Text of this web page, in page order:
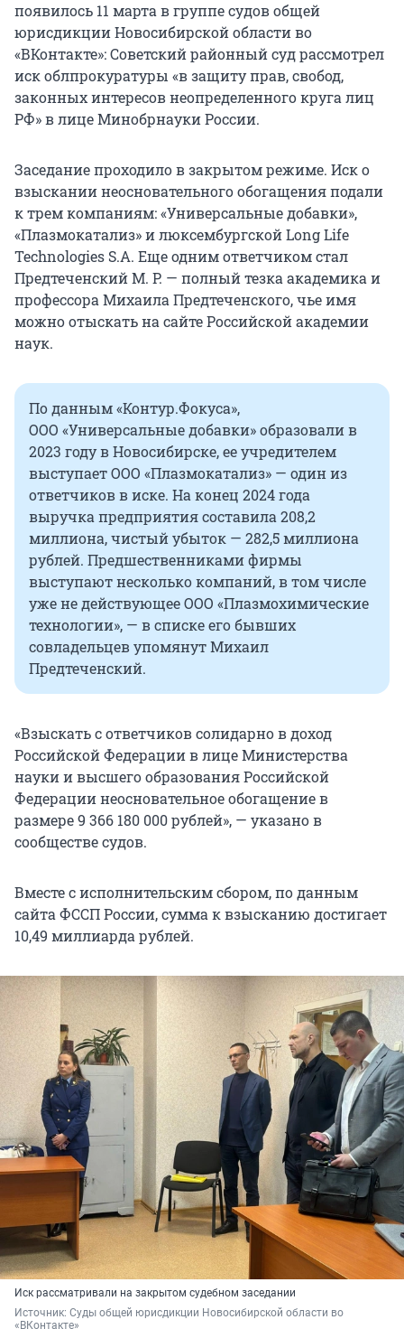
появилось 11 марта в группе судов общей
юрисдикции Новосибирской области во
«ВКонтакте»: Советский районный суд рассмотрел
иск облпрокуратуры «в защиту прав, свобод,
законных интересов неопределенного круга лиц
РФ» в лице Минобрнауки России.
Заседание проходило в закрытом режиме. Иск о
взыскании неосновательного обогащения подали
к трем компаниям: «Универсальные добавки»,
«Плазмокатализ» и люксембургской Long Life
Technologies S.A. Еще одним ответчиком стал
ПредтеченскийМ. Р. — полный тезка академика и
профессора Михаила Предтеченского, чье имя
можно отыскать на сайте Российской академии
наук.
По данным «Контур.Фокуса»,
ООО «Универсальные добавки» образовали в
2023 году в Новосибирске, ее учредителем
выступает ООО «Плазмокатализ» — один из
ответчиков в иске. На конец 2024 года
выручка предприятия составила 208,2
миллиона, чистый убыток — 282,5 миллиона
рублей. Предшественниками фирмы
выступают несколько компаний, в том числе
уже не действующее ООО «Плазмохимические
технологии», — в списке его бывших
совладельцев упомянут Михаил
Предтеченский.
«Взыскать с ответчиков солидарно в доход
Российской Федерации в лице Министерства
науки и высшего образования Российской
Федерации неосновательное обогащение в
размере9 366 180 000рублей», — указано в
сообществе судов.
Вместе с исполнительским сбором, по данным
сайта ФССП России, сумма к взысканию достигает
10,49 миллиарда рублей.
Иск рассматривали на закрытом судебном заседании
Источник: Суды общей юрисдикции Новосибирской области во
«ВКонтакте»